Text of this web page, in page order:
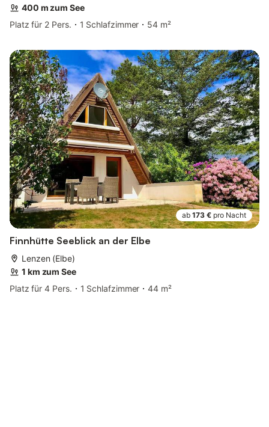
400 m zum See
Platz für 2 Pers.
1 Schlafzimmer 54 m²
ab 173 € pro Nacht
Finnhütte Seeblick an der Elbe
Lenzen (Elbe)
1 km zum See
Platz für 4 Pers.
1 Schlafzimmer 44 m²